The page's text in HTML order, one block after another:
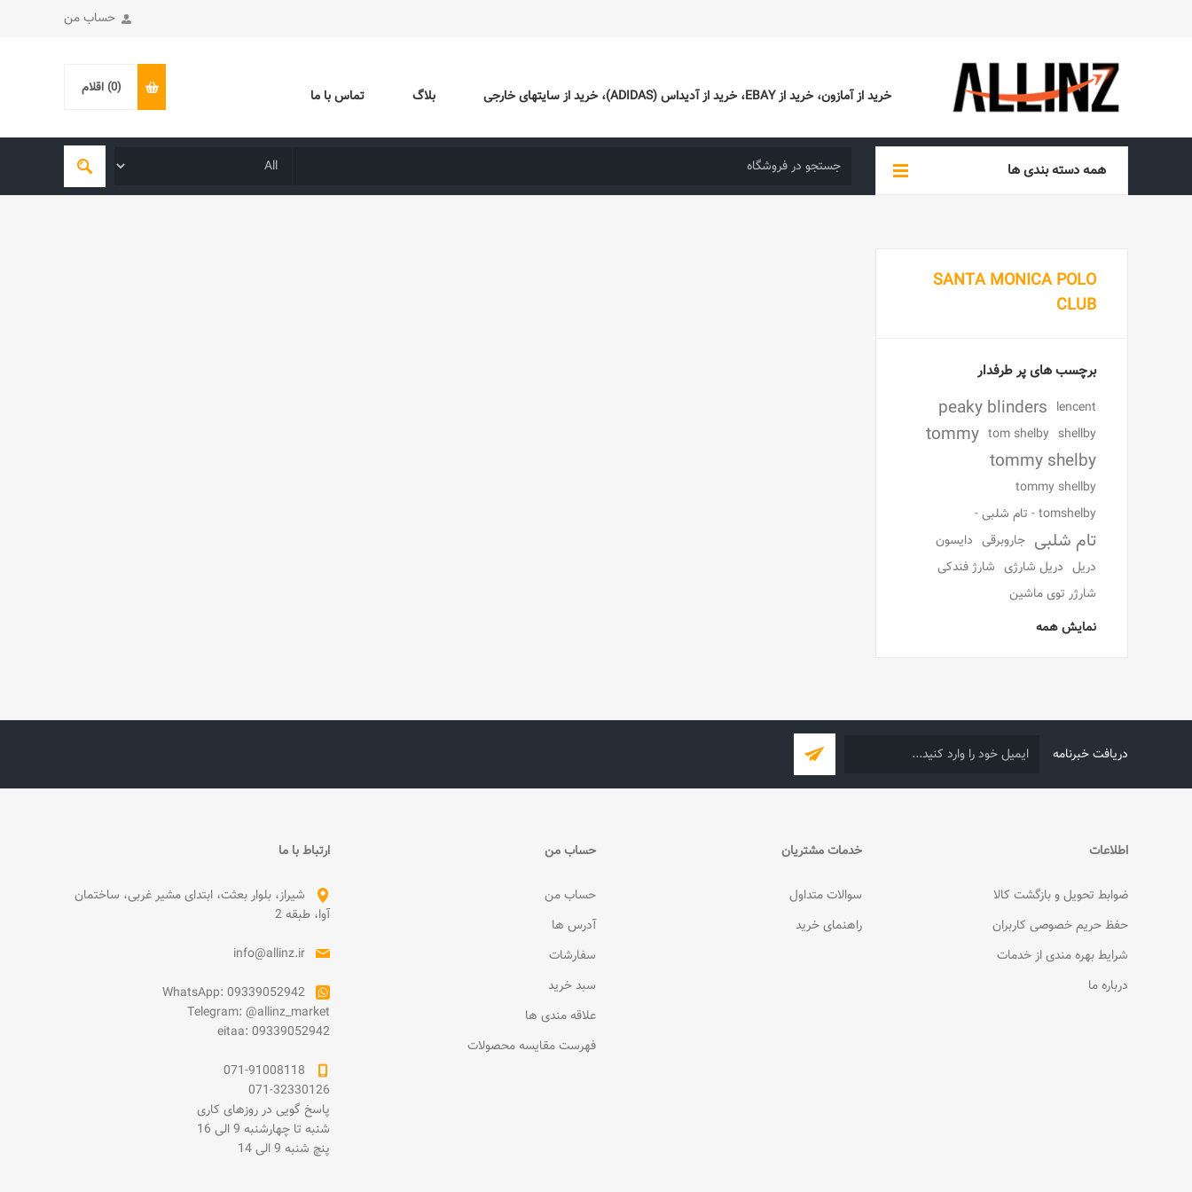
حساب من
خرید از آمازون، خرید از EBAY، خرید از آدیداس (ADIDAS)، خرید از سایتهای خارجی بلاگ تماس با ما (0) اقلام
همه دسته بندی ها
SANTA MONICA POLO
CLUB
برچسب های پر طرفدار
lencent
peaky blinders
shellby
tom shelby
tommy
tommy shelby
tommy shellby
tomshelby - تام شلبی -
تام شلبی جاروبرقی دایسون
دریل دریل شارژی شارژ فندکی
شارژر توی ماشین
نمایش همه
دریافت خبرنامه
اطلاعات
ضوابط تحویل و بازگشت کالا
حفظ حریم خصوصی کاربران
شرایط بهره مندی از خدمات
درباره ما
خدمات مشتریان
سوالات متداول
راهنمای خرید
حساب من
حساب من
آدرس ها
سفارشات
سبد خرید
علاقه مندی ها
فهرست مقایسه محصولات
ارتباط با ما
شیراز، بلوار بعثت، ابتدای مشیر غربی، ساختمان
آوا، طبقه 2
info@allinz.ir
WhatsApp: 09339052942
Telegram: @allinz_market
eitaa: 09339052942
071-91008118
071-32330126
پاسخ گویی در روزهای کاری
شنبه تا چهارشنبه 9 الی 16
پنچ شنبه 9 الی 14